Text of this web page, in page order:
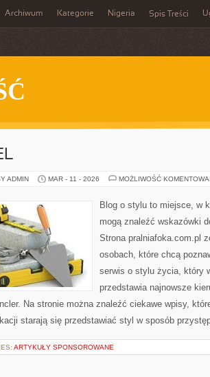
Archiwum Kategorie Nigeria Spis Treści
ADMIN MAR - 11 - 2026 MOŻLIWOŚĆ
Blog o stylu to miejsce, w
mogą znaleźć wskazówki
Strona pralniafoka.com.pl
osobach, które chcą
serwis o stylu życia, który
przedstawia najnowsze
Na stronie można znaleźć ciekawe wpisy,
starają się przedstawiać styl w sposób
ARTYKUŁY SPONSOROWANE